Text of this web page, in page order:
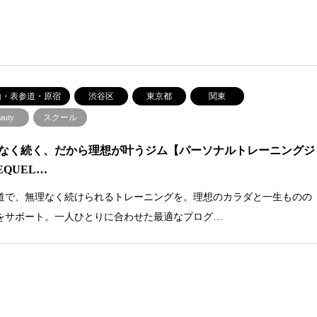
表参道・原宿 渋谷区 東京都 関東
スクール
く続く、だから理想が叶うジム【パーソナルトレーニングジ
で、無理なく続けられるトレーニングを。理想のカラダと一生ものの
サポート。一人ひとりに合わせた最適なプログ…